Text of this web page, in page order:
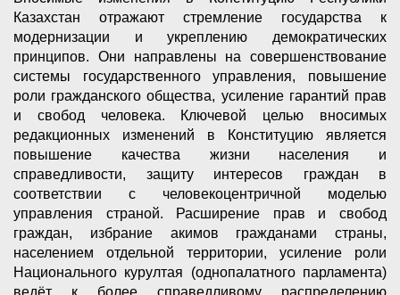
Казахстан отражают стремление государства к
модернизации и укреплению демократических
принципов. Они направлены на совершенствование
системы государственного управления, повышение
роли гражданского общества, усиление гарантий прав
и свобод человека. Ключевой целью вносимых
редакционных изменений в Конституцию является
повышение качества жизни населения и
справедливости, защиту интересов граждан в
соответствии с человекоцентричной моделью
управления страной. Расширение прав и свобод
граждан, избрание акимов гражданами страны,
населением отдельной территории, усиление роли
Национального курултая (однопалатного парламента)